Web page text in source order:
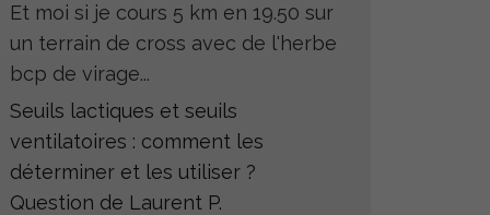
Et moi si je cours 5 km en 19.50 sur
un terrain de cross avec de l'herbe
bcp de virage...
Seuils lactiques et seuils
ventilatoires : comment les
déterminer et les utiliser ?
Question de Laurent P.